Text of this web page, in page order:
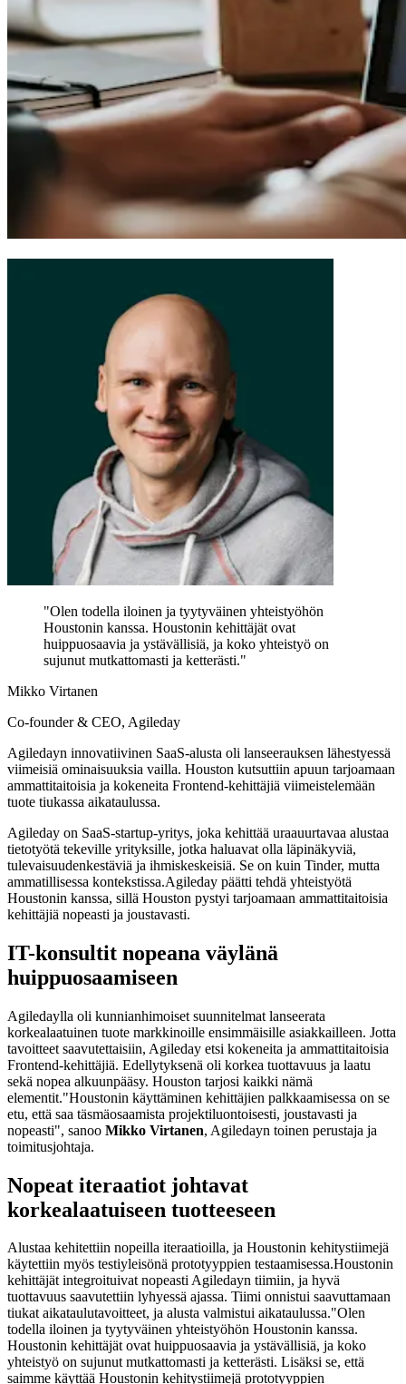
"Olen todella iloinen ja tyytyväinen yhteistyöhön
Houstonin kanssa. Houstonin kehittäjät ovat
huippuosaavia ja ystävällisiä, ja koko yhteistyö on
sujunut mutkattomasti ja ketterästi."
Mikko Virtanen
Co-founder & CEO, Agileday
Agiledayn innovatiivinen SaaS-alusta oli lanseerauksen lähestyessä
viimeisiä ominaisuuksia vailla. Houston kutsuttiin apuun tarjoamaan
ammattitaitoisia ja kokeneita Frontend-kehittäjiä viimeistelemään
tuote tiukassa aikataulussa.
Agileday on SaaS-startup-yritys, joka kehittää uraauurtavaa alustaa
tietotyötä tekeville yrityksille, jotka haluavat olla läpinäkyviä,
tulevaisuudenkestäviä ja ihmiskeskeisiä. Se on kuin Tinder, mutta
ammatillisessa kontekstissa.Agileday päätti tehdä yhteistyötä
Houstonin kanssa, sillä Houston pystyi tarjoamaan ammattitaitoisia
kehittäjiä nopeasti ja joustavasti.
IT-konsultit nopeana väylänä
huippuosaamiseen
Agiledaylla oli kunnianhimoiset suunnitelmat lanseerata
korkealaatuinen tuote markkinoille ensimmäisille asiakkailleen. Jotta
tavoitteet saavutettaisiin, Agileday etsi kokeneita ja ammattitaitoisia
Frontend-kehittäjiä. Edellytyksenä oli korkea tuottavuus ja laatu
sekä nopea alkuunpääsy. Houston tarjosi kaikki nämä
elementit."Houstonin käyttäminen kehittäjien palkkaamisessa on se
etu, että saa täsmäosaamista projektiluontoisesti, joustavasti ja
nopeasti", sanoo Mikko Virtanen, Agiledayn toinen perustaja ja
toimitusjohtaja.
Nopeat iteraatiot johtavat
korkealaatuiseen tuotteeseen
Alustaa kehitettiin nopeilla iteraatioilla, ja Houstonin kehitystiimejä
käytettiin myös testiyleisönä prototyyppien testaamisessa.Houstonin
kehittäjät integroituivat nopeasti Agiledayn tiimiin, ja hyvä
tuottavuus saavutettiin lyhyessä ajassa. Tiimi onnistui saavuttamaan
tiukat aikataulutavoitteet, ja alusta valmistui aikataulussa."Olen
todella iloinen ja tyytyväinen yhteistyöhön Houstonin kanssa.
Houstonin kehittäjät ovat huippuosaavia ja ystävällisiä, ja koko
yhteistyö on sujunut mutkattomasti ja ketterästi. Lisäksi se, että
saimme käyttää Houstonin kehitystiimejä prototyyppien